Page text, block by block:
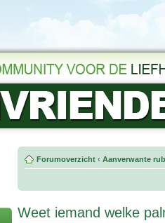
Forumoverzicht ‹ Aanverwante
Weet iemand welke